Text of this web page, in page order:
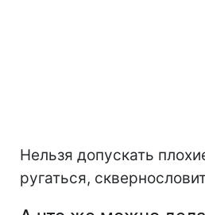
Нельзя допускать
ругаться,